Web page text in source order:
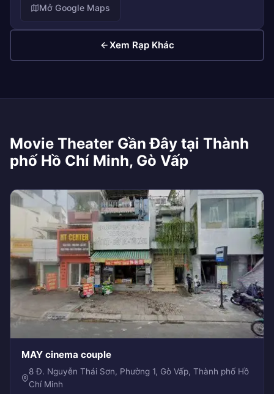
Mở Google Maps
Xem Rạp Khác
Movie Theater Gần Đây tại Thành
phố Hồ Chí Minh, Gò Vấp
MAY cinema couple
8 Đ. Nguyễn Thái Sơn, Phường 1, Gò Vấp, Thành phố Hồ
Chí Minh